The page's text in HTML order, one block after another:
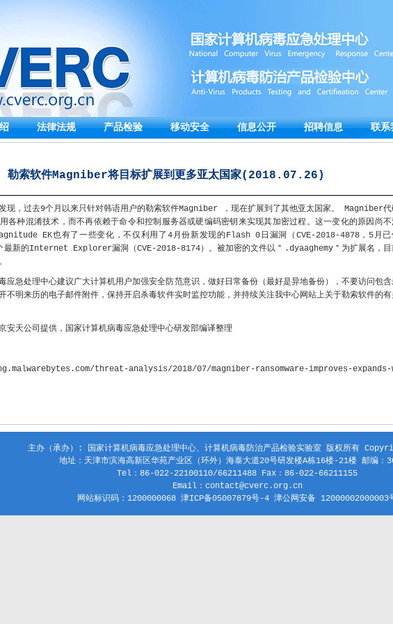
法律法规 产品检验 移动安全 信息公开 招聘信息 联系
勒索软件Magniber将目标扩展到更多亚太国家(2018.07.26)
现，过去9个月以来只针对韩语用户的勒索软件Magniber ，现在扩展到了其他亚太国家。 Magniber代
各种混淆技术，而不再依赖于命令和控制服务器或硬编码密钥来实现其加密过程。这一变化的原因尚不
EK也有了一些变化，不仅利用了4月份新发现的Flash 0日漏洞（CVE-2018-4878，5月已
最新的Internet Explorer漏洞（CVE-2018-8174）。被加密的文件以＂.dyaaghemy＂为扩展名，目
应急处理中心建议广大计算机用户加强安全防范意识，做好日常备份（最好是异地备份），不要访问包
不明来历的电子邮件附件，保持开启杀毒软件实时监控功能，并持续关注我中心网站上关于勒索软件的
安天公司提供，国家计算机病毒应急处理中心研发部编译整理
threat-analysis/2018/07/magniber-ransomware-improves-expands-
主办（承办）: 国家计算机病毒应急处理中心、计算机病毒防治产品检验实验室 版权所有
地址：天津市滨海高新区华苑产业区（环外）海泰大道20号研发楼A栋16楼-21楼 邮编：
Tel：86-022-22100110/66211488 Fax：86-022-66211155
Email：contact@cverc.org.cn
网站标识码：1200000068 津ICP备05007879号-4 津公网安备 12000002000003